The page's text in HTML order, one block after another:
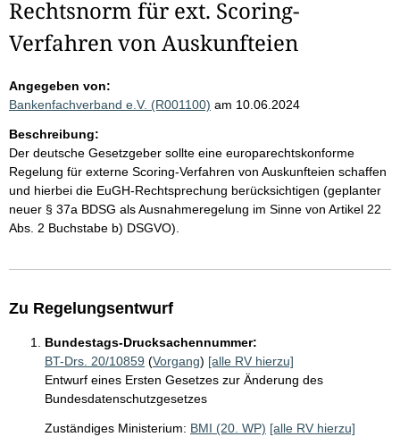
Rechtsnorm für ext. Scoring-
Verfahren von Auskunfteien
Angegeben von:
Bankenfachverband e.V. (R001100) am 10.06.2024
Beschreibung:
Der deutsche Gesetzgeber sollte eine europarechtskonforme
Regelung für externe Scoring-Verfahren von Auskunfteien schaffen
und hierbei die EuGH-Rechtsprechung berücksichtigen (geplanter
neuer § 37a BDSG als Ausnahmeregelung im Sinne von Artikel 22
Abs. 2 Buchstabe b) DSGVO).
Zu Regelungsentwurf
Bundestags-Drucksachennummer:
BT-Drs. 20/10859 (Vorgang) [alle RV hierzu]
Entwurf eines Ersten Gesetzes zur Änderung des
Bundesdatenschutzgesetzes
Zuständiges Ministerium: BMI (20. WP) [alle RV hierzu]